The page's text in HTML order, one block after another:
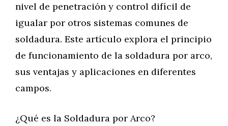
nivel de penetración y control difícil de
igualar por otros sistemas comunes de
soldadura. Este artículo explora el principio
de funcionamiento de la soldadura por arco,
sus ventajas y aplicaciones en diferentes
campos.
¿Qué es la Soldadura por Arco?